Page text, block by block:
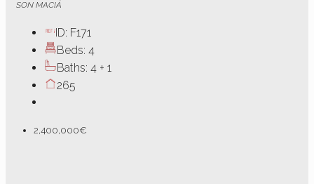
SON MACIÁ
ID: F171
Beds: 4
Baths: 4 + 1
265
2,400,000€